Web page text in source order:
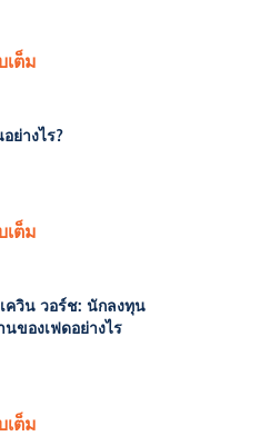
ต็ม
ย่างไร?
ต็ม
ควิน วอร์ช: นักลงทุน
ของเฟดอย่างไร
ต็ม